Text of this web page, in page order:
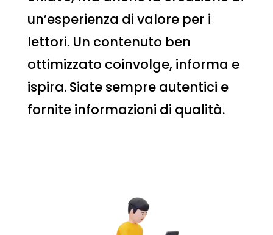
un’esperienza di valore per i
lettori. Un contenuto ben
ottimizzato coinvolge, informa e
ispira. Siate sempre autentici e
fornite informazioni di qualità.